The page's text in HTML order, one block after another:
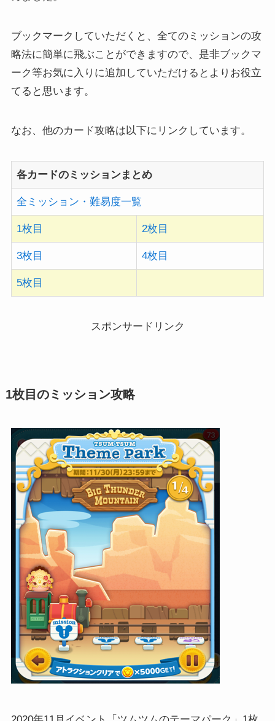
ブックマークしていただくと、全てのミッションの攻
略法に簡単に飛ぶことができますので、是非ブックマ
ーク等お気に入りに追加していただけるとよりお役立
てると思います。
なお、他のカード攻略は以下にリンクしています。
各カードのミッションまとめ
全ミッション・難易度一覧
1枚目 2枚目
3枚目 4枚目
5枚目
スポンサードリンク
1枚目のミッション攻略